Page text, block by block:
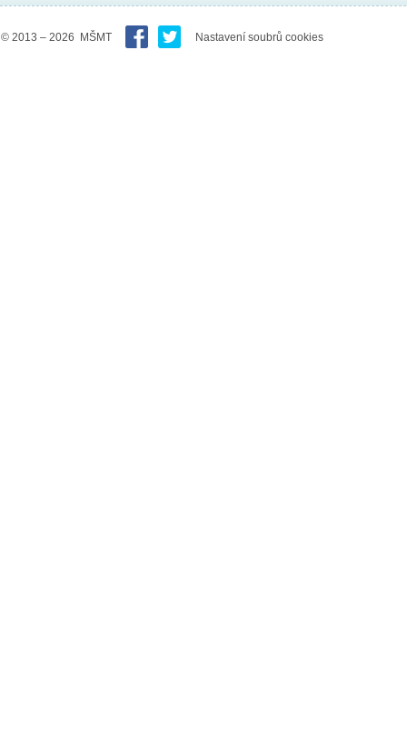
© 2013 – 2026 MŠMT Nastavení soubrů cookies